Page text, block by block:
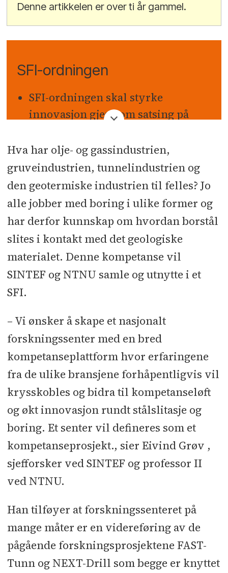
Denne artikkelen er over ti år gammel.
SFI-ordningen
SFI-ordningen skal styrke
innovasjon gjennom satsing på
samarbeid mellom FoU-aktive
bedrifter og fremstående
forskningsmiljøer.
Ordningen skal styrke
teknologioverføring,
internasjonalisering og
forskerutdanning
Det forutsettes samfinansiering
delta aktivt i senterets styring,
finansiering og forskning.
Sentrene vil bli etablert for en
periode på maksimalt fem pluss tre
år.
Hovedkriteriet for å velge ut sentre
er potensial for innovasjon og
verdiskaping.
Kilde: Forskningsrådet
Hva har olje- og gassindustrien,
gruveindustrien, tunnelindustrien og
den geotermiske industrien til felles? Jo
alle jobber med boring i ulike former og
har derfor kunnskap om hvordan borstål
slites i kontakt med det geologiske
materialet. Denne kompetanse vil
SINTEF og NTNU samle og utnytte i et
SFI.
– Vi ønsker å skape et nasjonalt
forskningssenter med en bred
kompetanseplattform hvor erfaringene
fra de ulike bransjene forhåpentligvis vil
krysskobles og bidra til kompetanseløft
og økt innovasjon rundt stålslitasje og
boring. Et senter vil defineres som et
kompetanseprosjekt., sier Eivind Grøv ,
sjefforsker ved SINTEF og professor II
ved NTNU.
Han tilføyer at forskningssenteret på
mange måter er en videreføring av de
pågående forskningsprosjektene FAST-
Tunn og NEXT-Drill som begge er knyttet